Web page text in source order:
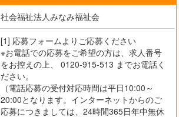
社会福祉法人みなみ福祉会
[1] 応募フォームよりご応募ください
※お電話での応募をご希望の方は、求人番号
をお控えの上、 0120-915-513 までお電話く
ださい。
（電話応募の受付対応時間は平日10:00～
20:00となります。インターネットからのご
応募につきましては、24時間365日年中無休